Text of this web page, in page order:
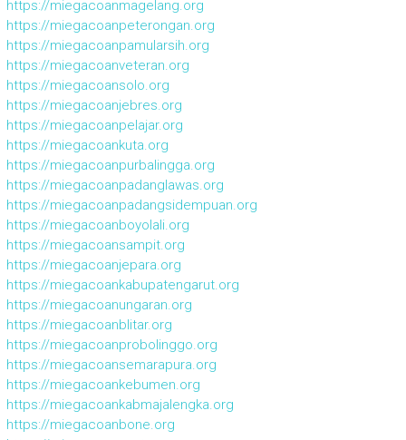
https://miegacoanmagelang.org
https://miegacoanpeterongan.org
https://miegacoanpamularsih.org
https://miegacoanveteran.org
https://miegacoansolo.org
https://miegacoanjebres.org
https://miegacoanpelajar.org
https://miegacoankuta.org
https://miegacoanpurbalingga.org
https://miegacoanpadanglawas.org
https://miegacoanpadangsidempuan.org
https://miegacoanboyolali.org
https://miegacoansampit.org
https://miegacoanjepara.org
https://miegacoankabupatengarut.org
https://miegacoanungaran.org
https://miegacoanblitar.org
https://miegacoanprobolinggo.org
https://miegacoansemarapura.org
https://miegacoankebumen.org
https://miegacoankabmajalengka.org
https://miegacoanbone.org